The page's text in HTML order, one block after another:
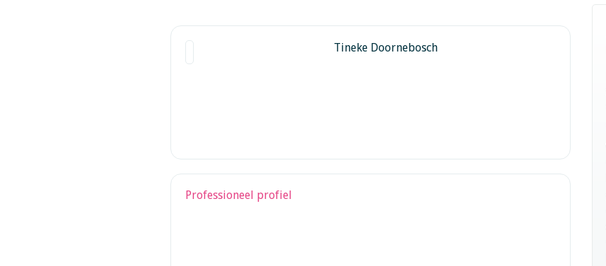
Tineke Doornebosch
Professioneel profiel